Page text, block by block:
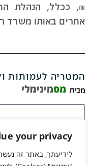
your privacy
לידיעתך, באתר זה
₪, ככלל, הנהלת
אחרים באותו משרד
המטריה לעמותות
זכור אותי